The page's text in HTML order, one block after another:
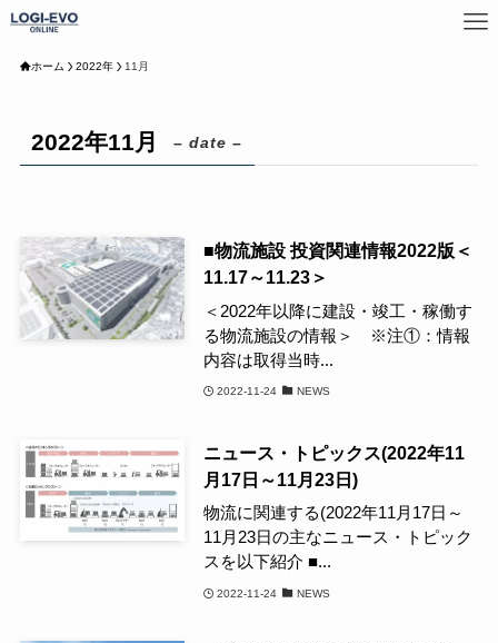
ホーム 2022年 11月
2022年11月 – date –
■物流施設 投資関連情報2022版＜
11.17～11.23＞
＜2022年以降に建設・竣工・稼働す
る物流施設の情報＞ ※注①：情報
内容は取得当時...
2022-11-24 NEWS
ニュース・トピックス(2022年11
月17日～11月23日)
物流に関連する(2022年11月17日～
11月23日の主なニュース・トピック
スを以下紹介 ■...
2022-11-24 NEWS